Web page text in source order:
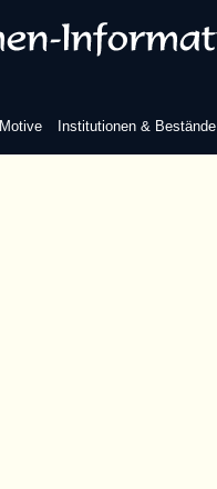
Motive Institutionen & Bestände